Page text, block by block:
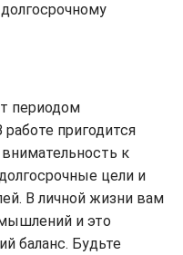
периодом
работе пригодится
к
цели и
В личной жизни вам
и это
баланс. Будьте